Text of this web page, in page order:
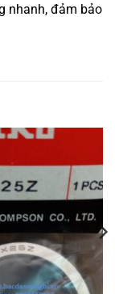
nhanh, đảm bảo